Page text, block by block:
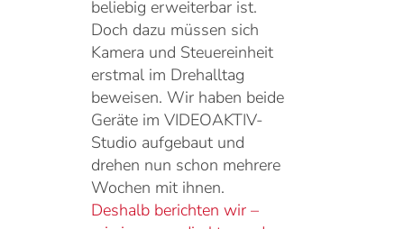
beliebig erweiterbar ist.
Doch dazu müssen sich
Kamera und Steuereinheit
erstmal im Drehalltag
beweisen. Wir haben beide
Geräte im VIDEOAKTIV-
Studio aufgebaut und
drehen nun schon mehrere
Wochen mit ihnen.
Deshalb berichten wir –